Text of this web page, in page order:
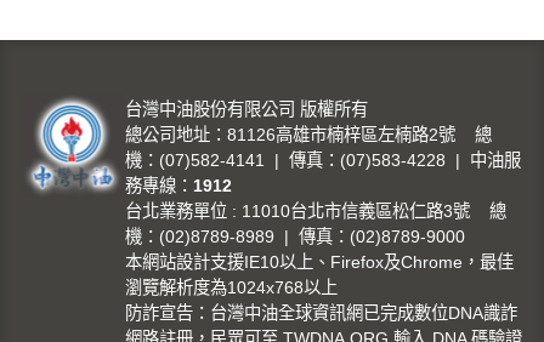
府
網
站
台灣中油股份有限公司 版權所有
總公司地址：81126高雄市楠梓區左楠路2號 總
機：(07)582-4141 | 傳真：(07)583-4228 | 中油服
務專線： 1912
台北業務單位 : 11010台北市信義區松仁路3號 總
機：(02)8789-8989 | 傳真：(02)8789-9000
本網站設計支援IE10以上、Firefox及Chrome，最佳
瀏覽解析度為1024x768以上
防詐宣告：台灣中油全球資訊網已完成數位DNA識詐